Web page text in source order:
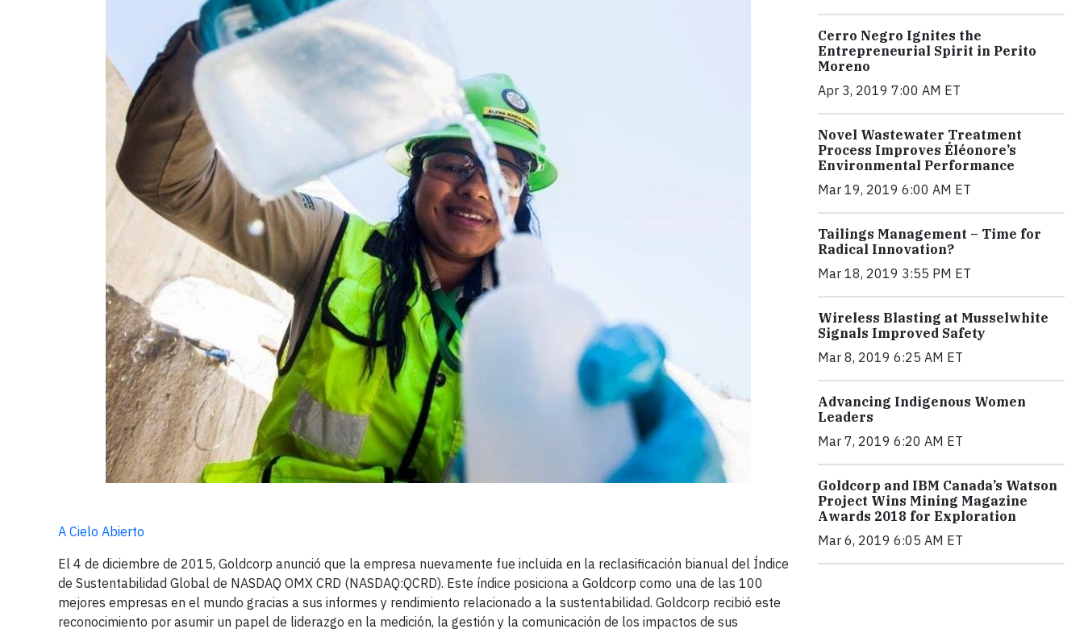
A Cielo Abierto
El 4 de diciembre de 2015, Goldcorp anunció que la empresa nuevamente fue incluida en la reclasificación bianual del Índice
de Sustentabilidad Global de NASDAQ OMX CRD (NASDAQ:QCRD). Este índice posiciona a Goldcorp como una de las 100
mejores empresas en el mundo gracias a sus informes y rendimiento relacionado a la sustentabilidad. Goldcorp recibió este
reconocimiento por asumir un papel de liderazgo en la medición, la gestión y la comunicación de los impactos de sus
Cerro Negro Ignites the
Entrepreneurial Spirit in Perito
Moreno
Apr 3, 2019 7:00 AM ET
Novel Wastewater Treatment
Process Improves Éléonore’s
Environmental Performance
Mar 19, 2019 6:00 AM ET
Tailings Management – Time for
Radical Innovation?
Mar 18, 2019 3:55 PM ET
Wireless Blasting at Musselwhite
Signals Improved Safety
Mar 8, 2019 6:25 AM ET
Advancing Indigenous Women
Leaders
Mar 7, 2019 6:20 AM ET
Goldcorp and IBM Canada’s Watson
Project Wins Mining Magazine
Awards 2018 for Exploration
Mar 6, 2019 6:05 AM ET